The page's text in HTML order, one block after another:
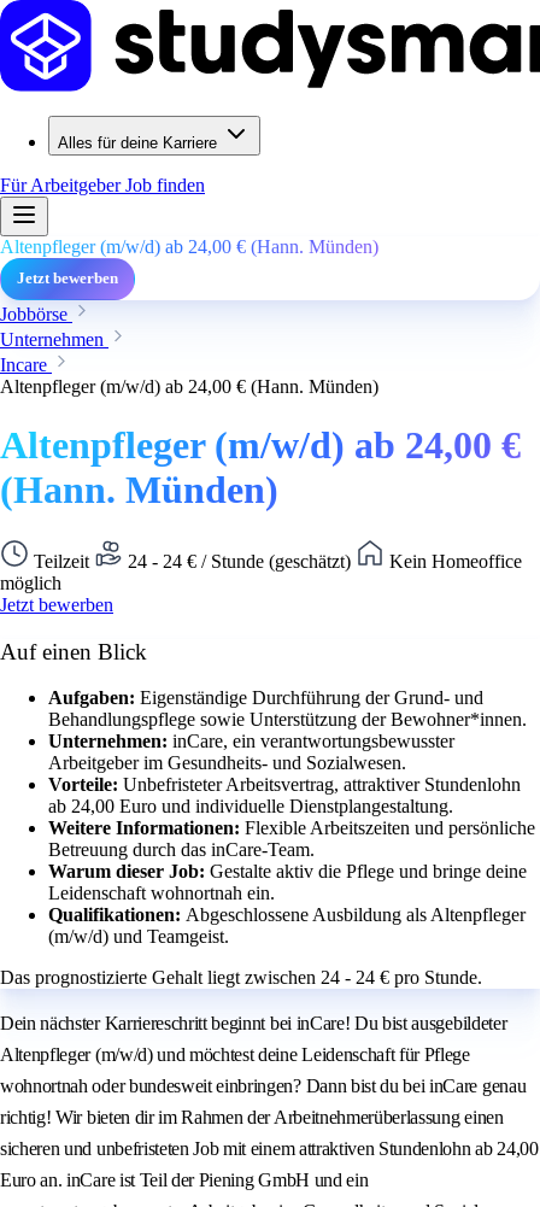
Alles für deine Karriere
Für ArbeitgeberJob finden
Altenpfleger (m/w/d) ab 24,00 € (Hann. Münden)
Jetzt bewerben
Jobbörse
Unternehmen
Incare
Altenpfleger (m/w/d) ab 24,00 € (Hann. Münden)
Altenpfleger (m/w/d) ab 24,00 €
(Hann. Münden)
Teilzeit 24 - 24 € / Stunde (geschätzt)
Kein Homeoffice
möglich
Jetzt bewerben
Auf einen Blick
Aufgaben: Eigenständige Durchführung der Grund- und
Behandlungspflege sowie Unterstützung der Bewohner*innen.
Unternehmen: inCare, ein verantwortungsbewusster
Arbeitgeber im Gesundheits- und Sozialwesen.
Vorteile: Unbefristeter Arbeitsvertrag, attraktiver Stundenlohn
ab 24,00 Euro und individuelle Dienstplangestaltung.
Weitere Informationen: Flexible Arbeitszeiten und persönliche
Betreuung durch das inCare-Team.
Warum dieser Job: Gestalte aktiv die Pflege und bringe deine
Leidenschaft wohnortnah ein.
Qualifikationen: Abgeschlossene Ausbildung als Altenpfleger
(m/w/d) und Teamgeist.
Das prognostizierte Gehalt liegt zwischen 24 - 24 € pro Stunde.
Dein nächster Karriereschritt beginnt bei inCare! Du bist ausgebildeter
Altenpfleger (m/w/d) und möchtest deine Leidenschaft für Pflege
wohnortnah oder bundesweit einbringen? Dann bist du bei inCare genau
richtig! Wir bieten dir im Rahmen der Arbeitnehmerüberlassung einen
sicheren und unbefristeten Job mit einem attraktiven Stundenlohn ab 24,00
Euro an. inCare ist Teil der Piening GmbH und ein